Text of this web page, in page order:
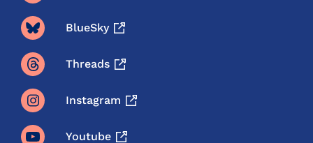
BlueSky
Threads
Instagram
Youtube